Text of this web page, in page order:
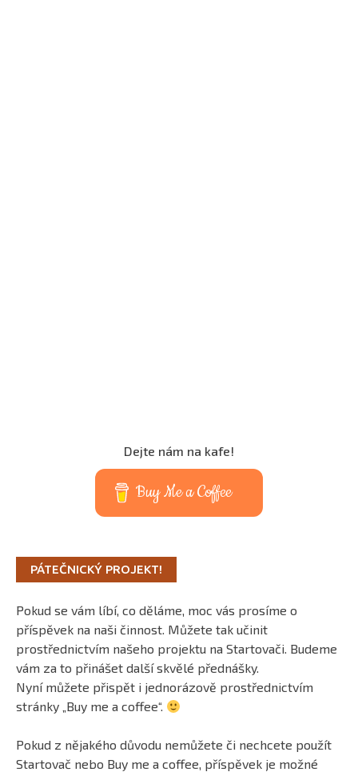
Dejte nám na kafe!
Buy Me a Coffee
PÁTEČNICKÝ PROJEKT!
Pokud se vám líbí, co děláme, moc vás prosíme o
příspěvek na naši činnost. Můžete tak učinit
prostřednictvím našeho projektu na Startovači. Budeme
vám za to přinášet další skvělé přednášky.
Nyní můžete přispět i jednorázově prostřednictvím
stránky „Buy me a coffee“.
Pokud z nějakého důvodu nemůžete či nechcete použít
Startovač nebo Buy me a coffee, příspěvek je možné